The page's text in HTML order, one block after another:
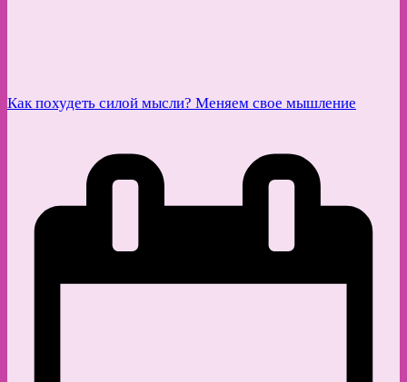
Как похудеть силой мысли? Меняем свое мышление